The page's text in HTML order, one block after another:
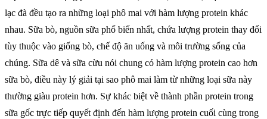
lạc đà đều tạo ra những loại phô mai với hàm lượng protein khác
nhau. Sữa bò, nguồn sữa phổ biến nhất, chứa lượng protein thay đổi
tùy thuộc vào giống bò, chế độ ăn uống và môi trường sống của
chúng. Sữa dê và sữa cừu nói chung có hàm lượng protein cao hơn
sữa bò, điều này lý giải tại sao phô mai làm từ những loại sữa này
thường giàu protein hơn. Sự khác biệt về thành phần protein trong
sữa gốc trực tiếp quyết định đến hàm lượng protein cuối cùng trong